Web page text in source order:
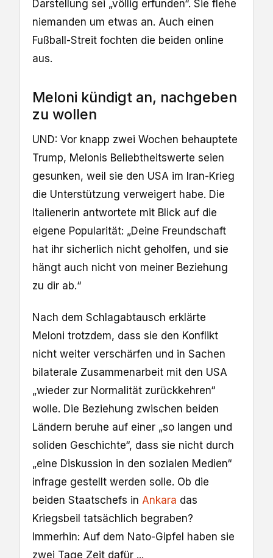
Darstellung sei „völlig erfunden“. Sie flehe
niemanden um etwas an. Auch einen
Fußball-Streit fochten die beiden online
aus.
Meloni kündigt an, nachgeben
zu wollen
UND: Vor knapp zwei Wochen behauptete
Trump, Melonis Beliebtheitswerte seien
gesunken, weil sie den USA im Iran-Krieg
die Unterstützung verweigert habe. Die
Italienerin antwortete mit Blick auf die
eigene Popularität: „Deine Freundschaft
hat ihr sicherlich nicht geholfen, und sie
hängt auch nicht von meiner Beziehung
zu dir ab.“
Nach dem Schlagabtausch erklärte
Meloni trotzdem, dass sie den Konflikt
nicht weiter verschärfen und in Sachen
bilaterale Zusammenarbeit mit den USA
„wieder zur Normalität zurückkehren“
wolle. Die Beziehung zwischen beiden
Ländern beruhe auf einer „so langen und
soliden Geschichte“, dass sie nicht durch
„eine Diskussion in den sozialen Medien“
infrage gestellt werden solle. Ob die
beiden Staatschefs in Ankara das
Kriegsbeil tatsächlich begraben?
Immerhin: Auf dem Nato-Gipfel haben sie
zwei Tage Zeit dafür ...